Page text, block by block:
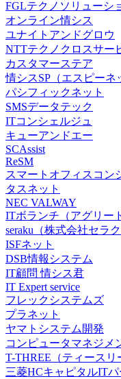
FGLテクノソリューシ
オンライン情シス
ユナイトアンドグロウ
NTTテクノクロスサー
カスタマーステア
情シスSP（エスピーネ
パシフィックネット
SMSデータテック
ITコンシェルジュ
キューアンドエー
SCAssist
ReSM
スマートオフィスコン
タスネット
NEC VALWAY
ITボランチ（アグリー
seraku（株式会社セラク
ISFネット
DSB情報システム
IT顧問 情シス君
IT Expert service
フレックシステムズ
プラネット
ヤマトシステム開発
コンピュータマネジメ
T-THREE（ティースリ
三菱HCキャピタルIT